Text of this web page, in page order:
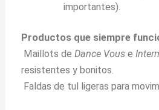
importantes).
Productos que siempre
Maillots deDance Vous e
resistentes y bonitos.
Faldas de tul ligeras para